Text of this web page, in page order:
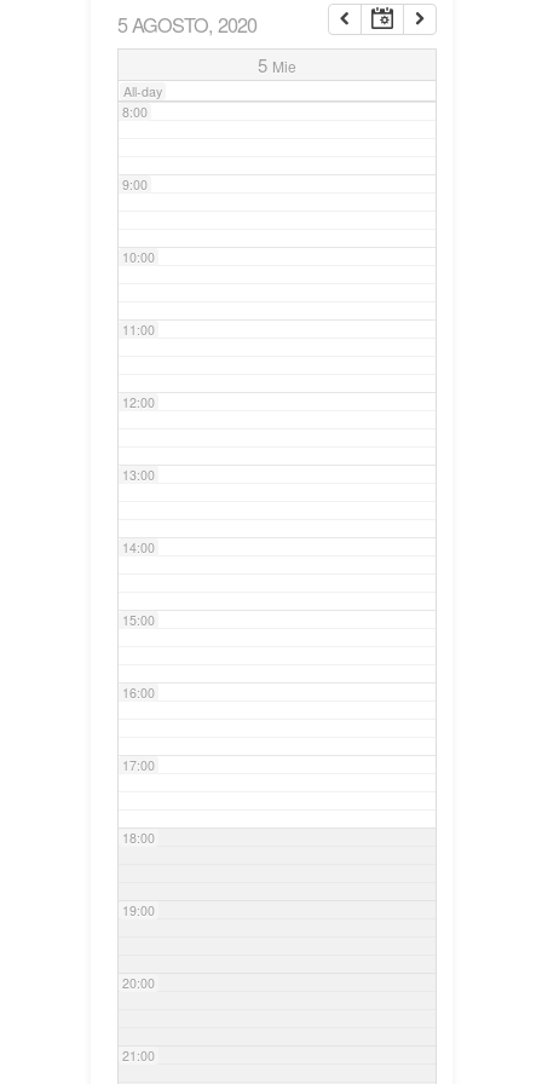
5 AGOSTO, 2020
5 Mie
All-day
7:00
8:00
9:00
10:00
11:00
12:00
13:00
14:00
15:00
16:00
17:00
18:00
19:00
20:00
21:00